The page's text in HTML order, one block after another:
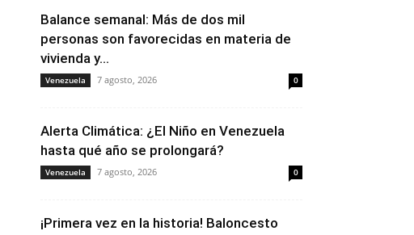
Balance semanal: Más de dos mil
personas son favorecidas en materia de
vivienda y...
Venezuela 7 agosto, 2026 0
Alerta Climática: ¿El Niño en Venezuela
hasta qué año se prolongará?
Venezuela 7 agosto, 2026 0
¡Primera vez en la historia! Baloncesto